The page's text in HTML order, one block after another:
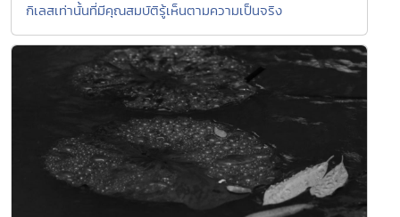
กิเลสเท่านั้นที่มีคุณสมบัติรู้เห็นตามความเป็นจริง